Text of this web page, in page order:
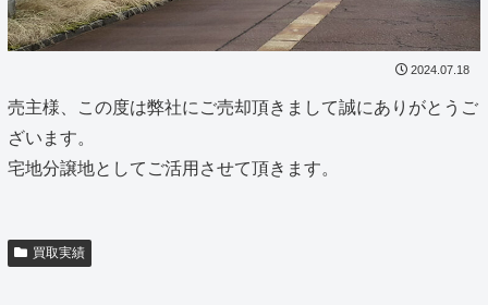
2024.07.18
売主様、この度は弊社にご売却頂きまして誠にありがとうご
ざいます。
宅地分譲地としてご活用させて頂きます。
買取実績